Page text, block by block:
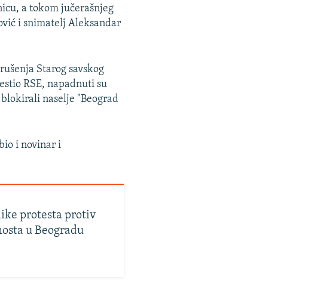
a tokom jučerašnjeg
i snimatelj Aleksandar
Starog savskog
RSE, napadnuti su
naselje "Beograd
i novinar i
protesta protiv
u Beogradu